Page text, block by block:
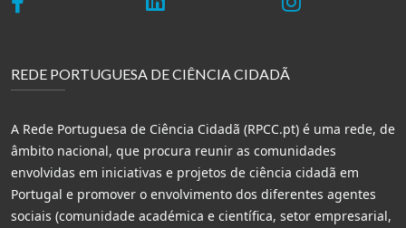
REDE PORTUGUESA DE CIÊNCIA CIDADÃ
A Rede Portuguesa de Ciência Cidadã (RPCC.pt) é uma rede, de
âmbito nacional, que procura reunir as comunidades
envolvidas em iniciativas e projetos de ciência cidadã em
Portugal e promover o envolvimento dos diferentes agentes
sociais (comunidade académica e científica, setor empresarial,